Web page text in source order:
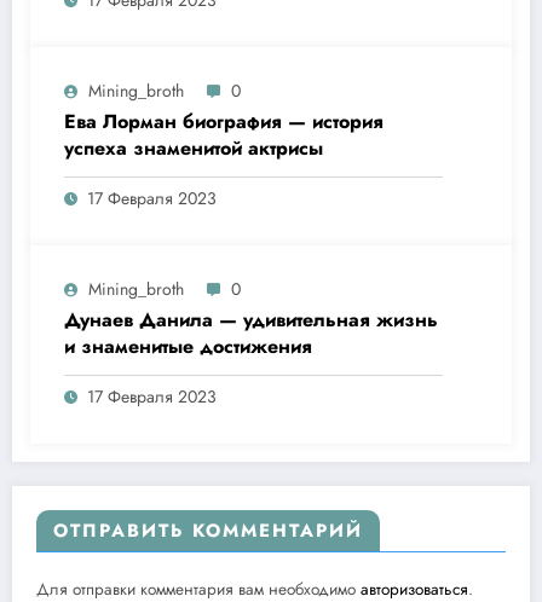
Mining_broth 0
Ева Лорман биография — история
успеха знаменитой актрисы
17 Февраля 2023
Mining_broth 0
Дунаев Данила — удивительная жизнь
и знаменитые достижения
17 Февраля 2023
ОТПРАВИТЬ КОММЕНТАРИЙ
Для отправки комментария вам необходимо авторизоваться.